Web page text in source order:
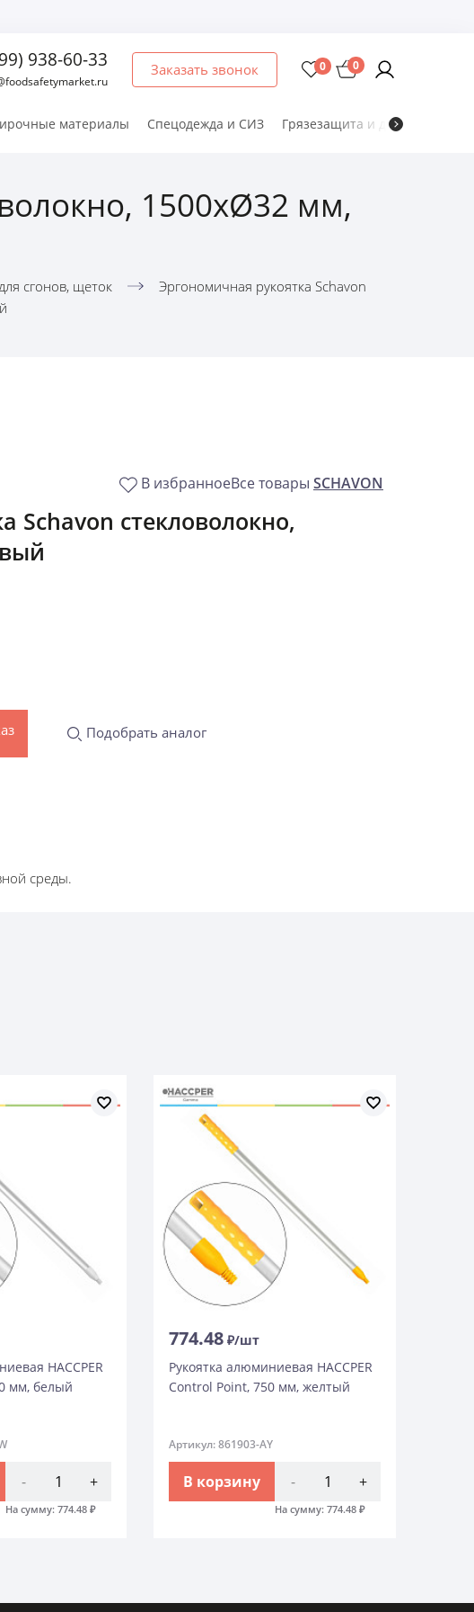
938-60-33 Заказать звонок 0 0
материалы Спецодежда и СИЗ Грязезащита и дезматы
1500xØ32 мм,
сгонов, щеток
Эргономичная рукоятка Schavon
В избранноеВсе товары SCHAVON
Schavon стекловолокно,
Подобрать аналог
среды.
HACCPER
мм, белый
- +
На сумму: 774.48 ₽
774.48 ₽/шт
Рукоятка алюминиевая HACCPER
Control Point, 750 мм, желтый
Артикул: 861903-AY
В корзину - +
На сумму: 774.48 ₽